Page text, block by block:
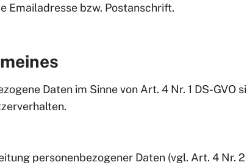
Emailadresse bzw. Postanschrift.
Daten im Sinne von Art. 4 Nr. 1 DS-
personenbezogener Daten (vgl. Art. 4 Nr.